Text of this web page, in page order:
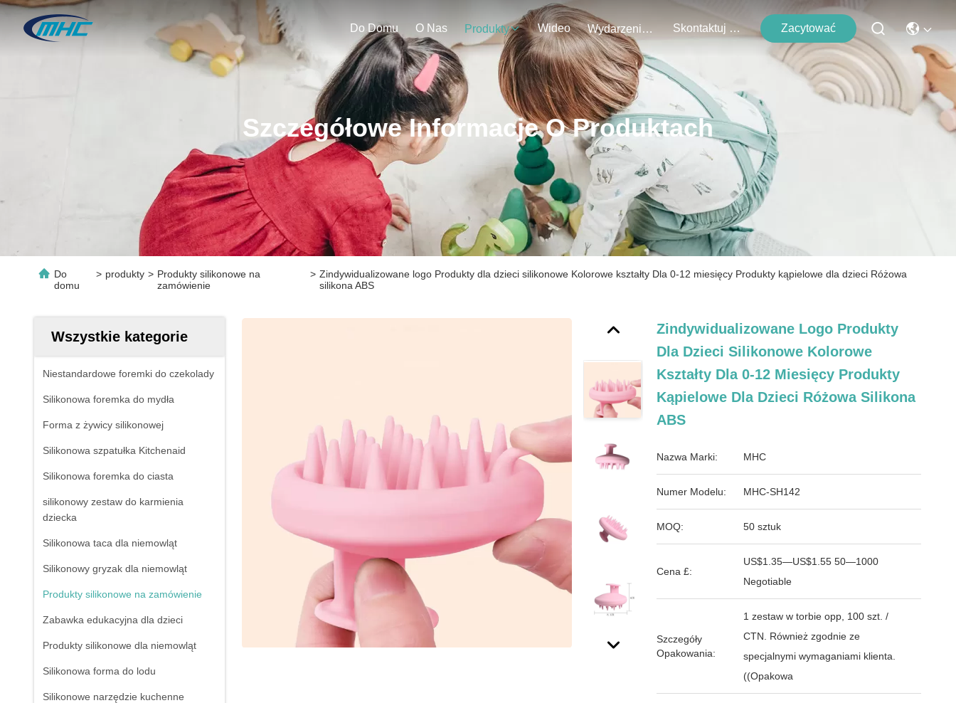
Do Domu O Nas Produkty Wideo Wydarzenia Skontaktuj Się Z Nami Zacytować
Szczegółowe Informacje O Produktach
Do
domu
> produkty > Produkty silikonowe na
zamówienie
> Zindywidualizowane logo Produkty dla dzieci silikonowe Kolorowe kształty Dla 0-12 miesięcy Produkty kąpielowe dla dzieci Różowa
silikona ABS
Wszystkie kategorie
Niestandardowe foremki do czekolady
Silikonowa foremka do mydła
Forma z żywicy silikonowej
Silikonowa szpatułka Kitchenaid
Silikonowa foremka do ciasta
silikonowy zestaw do karmienia
dziecka
Silikonowa taca dla niemowląt
Silikonowy gryzak dla niemowląt
Produkty silikonowe na zamówienie
Zabawka edukacyjna dla dzieci
Produkty silikonowe dla niemowląt
Silikonowa forma do lodu
Silikonowe narzędzie kuchenne
Zindywidualizowane Logo Produkty
Dla Dzieci Silikonowe Kolorowe
Kształty Dla 0-12 Miesięcy Produkty
Kąpielowe Dla Dzieci Różowa Silikona
ABS
Nazwa Marki: MHC
Numer Modelu: MHC-SH142
MOQ: 50 sztuk
Cena £:
US$1.35—US$1.55 50—1000
Negotiable
Szczegóły
Opakowania:
1 zestaw w torbie opp, 100 szt. /
CTN. Również zgodnie ze
specjalnymi wymaganiami klienta.
((Opakowa